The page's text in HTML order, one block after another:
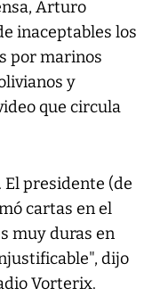
Arturo
inaceptables los
por marinos
y
que circula
presidente (de
cartas en el
muy duras en
dijo
Vorterix.